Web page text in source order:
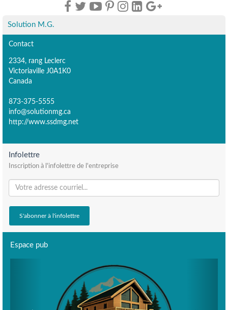
Solution M.G.
Contact
2334, rang Leclerc
Victoriaville J0A1K0
Canada
873-375-5555
info@solutionmg.ca
http://www.ssdmg.net
Infolettre
Inscription à l'infolettre de l'entreprise
Espace pub